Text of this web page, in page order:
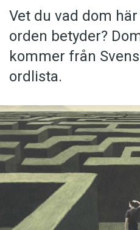
Krönikor
Språkfrågor
Skrivtips
Bokrecensioner
Kviss
Podden
Anmäl till språkpolisen
Föreslå nyord
Annonsera
Prenumerera
Vet du vad dom
orden betyder?
kommer från
ordlista.